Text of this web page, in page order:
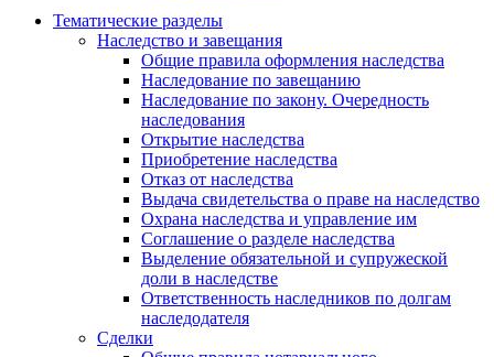
Тематические разделы
Наследство и завещания
Общие правила оформления наследства
Наследование по завещанию
Наследование по закону. Очередность
наследования
Открытие наследства
Приобретение наследства
Отказ от наследства
Выдача свидетельства о праве на наследство
Охрана наследства и управление им
Соглашение о разделе наследства
Выделение обязательной и супружеской
доли в наследстве
Ответственность наследников по долгам
наследодателя
Сделки